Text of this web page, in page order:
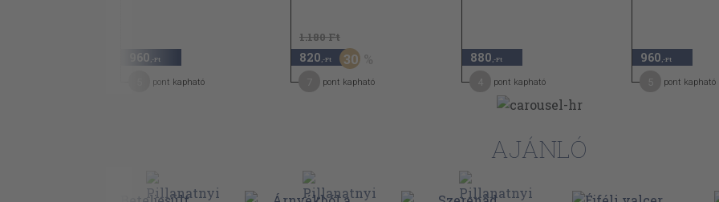
960 ,-Ft
pont kapható
1.180 Ft
820 ,-Ft 30
pont kapható
880 ,-Ft
pont kapható
960 ,-Ft
pont kapható
AJÁNLÓ